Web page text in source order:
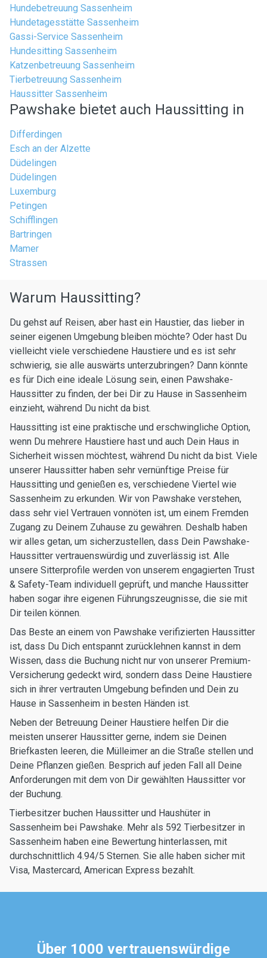
Hundebetreuung Sassenheim
Hundetagesstätte Sassenheim
Gassi-Service Sassenheim
Hundesitting Sassenheim
Katzenbetreuung Sassenheim
Tierbetreuung Sassenheim
Haussitter Sassenheim
Pawshake bietet auch Haussitting in
Differdingen
Esch an der Alzette
Düdelingen
Düdelingen
Luxemburg
Petingen
Schifflingen
Bartringen
Mamer
Strassen
Warum Haussitting?
Du gehst auf Reisen, aber hast ein Haustier, das lieber in
seiner eigenen Umgebung bleiben möchte? Oder hast Du
vielleicht viele verschiedene Haustiere und es ist sehr
schwierig, sie alle auswärts unterzubringen? Dann könnte
es für Dich eine ideale Lösung sein, einen Pawshake-
Haussitter zu finden, der bei Dir zu Hause in Sassenheim
einzieht, während Du nicht da bist.
Haussitting ist eine praktische und erschwingliche Option,
wenn Du mehrere Haustiere hast und auch Dein Haus in
Sicherheit wissen möchtest, während Du nicht da bist. Viele
unserer Haussitter haben sehr vernünftige Preise für
Haussitting und genießen es, verschiedene Viertel wie
Sassenheim zu erkunden. Wir von Pawshake verstehen,
dass sehr viel Vertrauen vonnöten ist, um einem Fremden
Zugang zu Deinem Zuhause zu gewähren. Deshalb haben
wir alles getan, um sicherzustellen, dass Dein Pawshake-
Haussitter vertrauenswürdig und zuverlässig ist. Alle
unsere Sitterprofile werden von unserem engagierten Trust
& Safety-Team individuell geprüft, und manche Haussitter
haben sogar ihre eigenen Führungszeugnisse, die sie mit
Dir teilen können.
Das Beste an einem von Pawshake verifizierten Haussitter
ist, dass Du Dich entspannt zurücklehnen kannst in dem
Wissen, dass die Buchung nicht nur von unserer Premium-
Versicherung gedeckt wird, sondern dass Deine Haustiere
sich in ihrer vertrauten Umgebung befinden und Dein zu
Hause in Sassenheim in besten Händen ist.
Neben der Betreuung Deiner Haustiere helfen Dir die
meisten unserer Haussitter gerne, indem sie Deinen
Briefkasten leeren, die Mülleimer an die Straße stellen und
Deine Pflanzen gießen. Besprich auf jeden Fall all Deine
Anforderungen mit dem von Dir gewählten Haussitter vor
der Buchung.
Tierbesitzer buchen Haussitter und Haushüter in
Sassenheim bei Pawshake. Mehr als 592 Tierbesitzer in
Sassenheim haben eine Bewertung hinterlassen, mit
durchschnittlich 4.94/5 Sternen. Sie alle haben sicher mit
Visa, Mastercard, American Express bezahlt.
Über 1000 vertrauenswürdige